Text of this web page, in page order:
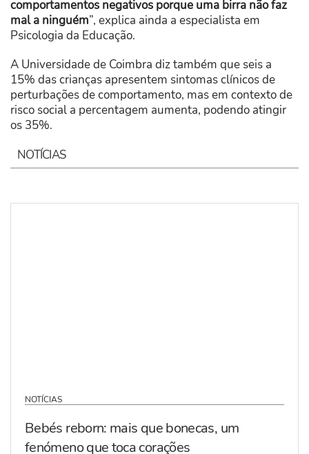
comportamentos negativos porque uma birra não faz
mal a ninguém”, explica ainda a especialista em
Psicologia da Educação.
A Universidade de Coimbra diz também que seis a
15% das crianças apresentem sintomas clínicos de
perturbações de comportamento, mas em contexto de
risco social a percentagem aumenta, podendo atingir
os 35%.
NOTÍCIAS
NOTÍCIAS
Bebés reborn: mais que bonecas, um
fenómeno que toca corações